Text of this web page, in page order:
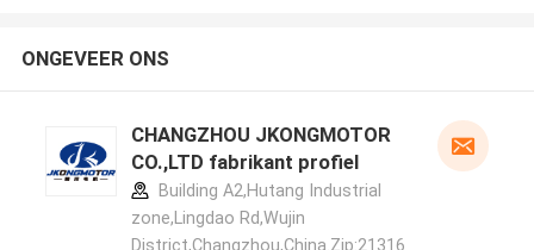
ONGEVEER ONS
CHANGZHOU JKONGMOTOR
CO.,LTD fabrikant profiel
Building A2,Hutang Industrial
zone,Lingdao Rd,Wujin
District,Changzhou,China.Zip:21316